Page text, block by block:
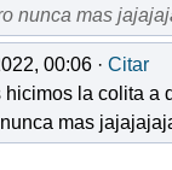
nunca mas
00:06 · Citar
la colita a
mas